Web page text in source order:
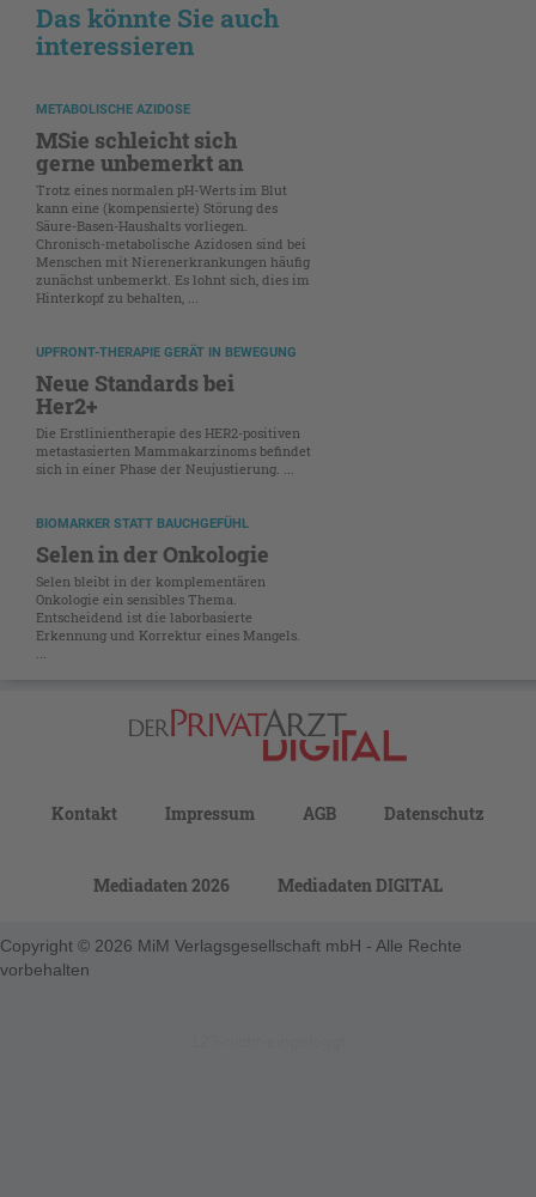
Das könnte Sie auch
interessieren
METABOLISCHE AZIDOSE
MSie schleicht sich
gerne unbemerkt an
Trotz eines normalen pH-Werts im Blut
kann eine (kompensierte) Störung des
Säure-Basen-Haushalts vorliegen.
Chronisch-metabolische Azidosen sind bei
Menschen mit Nierenerkrankungen häufig
zunächst unbemerkt. Es lohnt sich, dies im
Hinterkopf zu behalten, ...
UPFRONT-THERAPIE GERÄT IN BEWEGUNG
Neue Standards bei
Her2+
Die Erstlinientherapie des HER2-positiven
metastasierten Mammakarzinoms befindet
sich in einer Phase der Neujustierung. ...
BIOMARKER STATT BAUCHGEFÜHL
Selen in der Onkologie
Selen bleibt in der komplementären
Onkologie ein sensibles Thema.
Entscheidend ist die laborbasierte
Erkennung und Korrektur eines Mangels.
...
Kontakt Impressum AGB Datenschutz
Mediadaten 2026 Mediadaten DIGITAL
Copyright © 2026 MiM Verlagsgesellschaft mbH - Alle Rechte
vorbehalten